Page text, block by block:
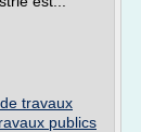
travaux
publics